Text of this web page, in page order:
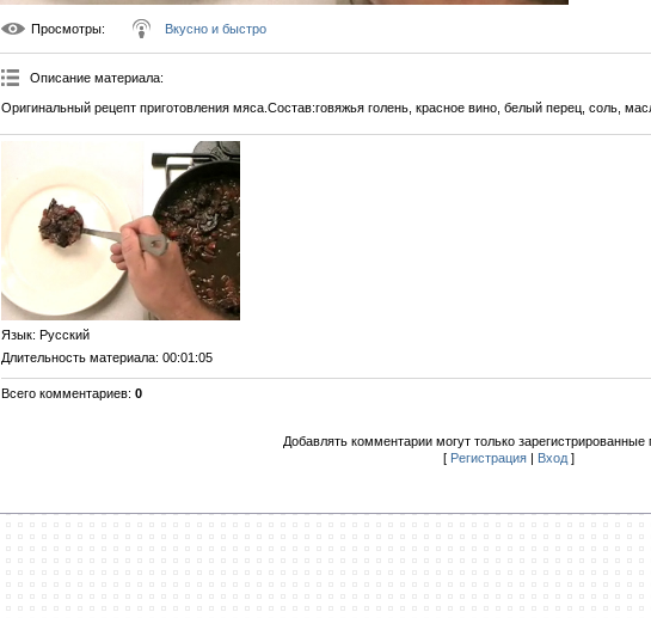
Просмотры: Вкусно и быстро
Описание материала:
Оригинальный рецепт приготовления мяса.Состав:говяжья голень, красное вино, белый перец, соль,
Язык: Русский
Длительность материала: 00:01:05
Всего комментариев: 0
Добавлять комментарии могут только зарегистрированные
[ Регистрация | Вход ]